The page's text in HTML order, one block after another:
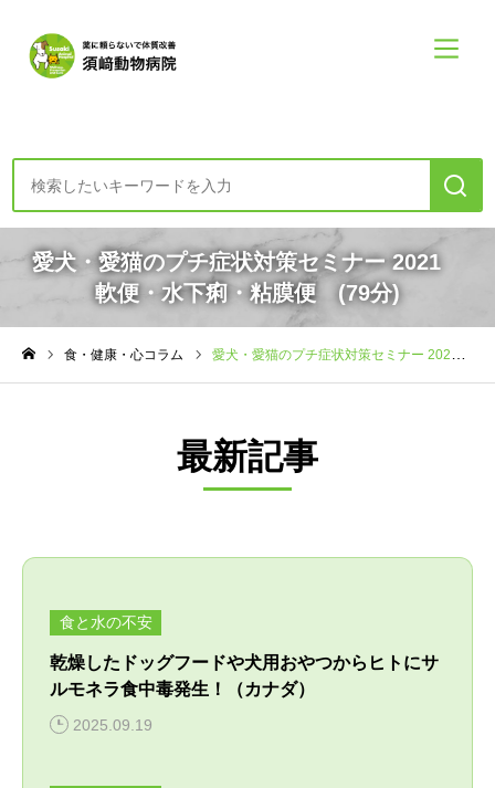
診療案内・申し込み
初めての方へー診療の方針
食・健康・心コラム
須崎動物病院について
獣医師紹介
診療案内・申し込み
フォトチェック
須崎院長が運営する各種サイト
須崎サプリ
愛犬・愛猫のプチ症状対策セミナー 2021
軟便・水下痢・粘膜便 (79分)
食・健康・心コラム 愛犬・愛猫のプチ症状対策セミナー 2021 軟便・水下痢・粘膜便 (79分)
最新記事
食と水の不安
乾燥したドッグフードや犬用おやつからヒトにサ
ルモネラ食中毒発生！（カナダ）
2025.09.19